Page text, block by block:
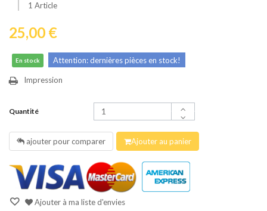
1 Article
25,00 €
En stock Attention: dernières pièces en stock!
Impression
Quantité
ajouter pour comparer Ajouter au panier
Ajouter à ma liste d'envies